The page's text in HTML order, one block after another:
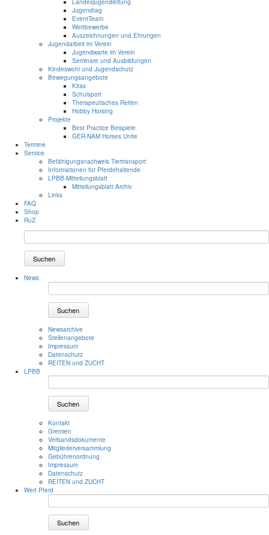
Landesjugendleitung
Jugendtag
EventTeam
Wettbewerbe
Auszeichnungen und Ehrungen
Jugendarbeit im Verein
Jugendwarte im Verein
Seminare und Ausbildungen
Kindeswohl und Jugendschutz
Bewegungsangebote
Kitas
Schulsport
Therapeutisches Reiten
Hobby Horsing
Projekte
Best Practice Beispiele
GER-NAM Horses Unite
Termine
Service
Befähigungsnachweis Tiertransport
Informationen für Pferdehaltende
LPBB-Mitteilungsblatt
Mitteilungsblatt Archiv
Links
FAQ
Shop
RuZ
Suchen
News
Suchen
Newsarchive
Stellenangebote
Impressum
Datenschutz
REITEN und ZUCHT
LPBB
Suchen
Kontakt
Gremien
Verbandsdokumente
Mitgliederversammlung
Gebührenordnung
Impressum
Datenschutz
REITEN und ZUCHT
Wert Pferd
Suchen